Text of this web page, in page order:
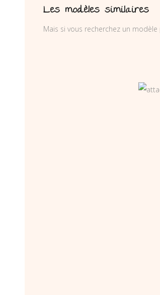
Les modèles similaires
Mais si vous recherchez un